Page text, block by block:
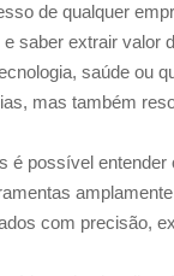
de qualquer
saber extrair
saúde ou
mas também
é possível
com precisão,